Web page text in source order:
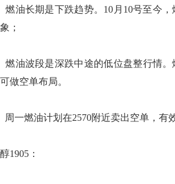
长期是下跌趋势。10月10号至今，
；
波段是深跌中途的低位盘整行情。
做空单布局。
燃油计划在2570附近卖出空单，有效
：